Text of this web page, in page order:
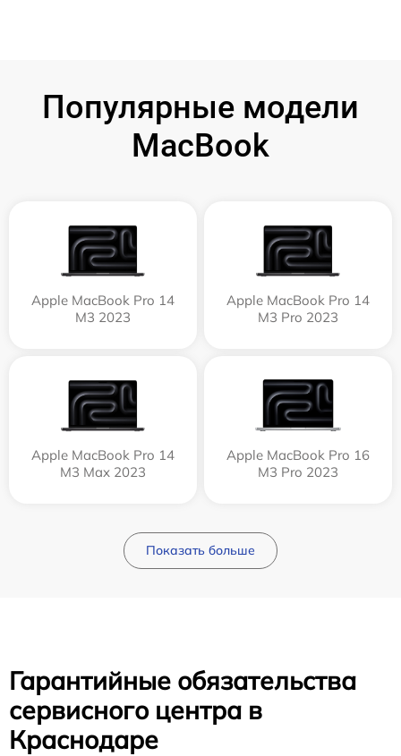
Популярные модели
MacBook
Apple MacBook Pro 14
M3 2023
Apple MacBook Pro 14
M3 Pro 2023
Apple MacBook Pro 14
M3 Max 2023
Apple MacBook Pro 16
M3 Pro 2023
Показать больше
Гарантийные обязательства
сервисного центра в
Краснодаре